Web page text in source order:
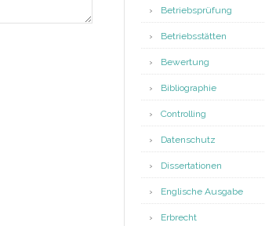
Betriebsprüfung
Betriebsstätten
Bewertung
Bibliographie
Controlling
Datenschutz
Dissertationen
Englische Ausgabe
Erbrecht